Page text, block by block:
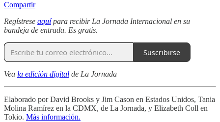
Compartir
Regístrese aquípara recibir La Jornada Internacional en su
bandeja de entrada. Es gratis.
Suscribirse
Vea la edición digital de La Jornada
Elaborado por David Brooks y Jim Cason en Estados Unidos, Tania
Molina Ramírez en la CDMX, de La Jornada, y Elizabeth Coll en
Tokio. Más información.